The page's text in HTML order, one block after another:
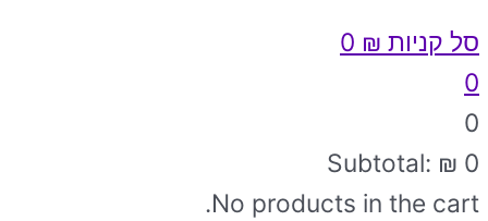
סל קניות ₪
0
0
Subtotal: ₪ 0
No products in the cart.